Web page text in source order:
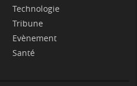
Technologie
Tribune
Evènement
Santé